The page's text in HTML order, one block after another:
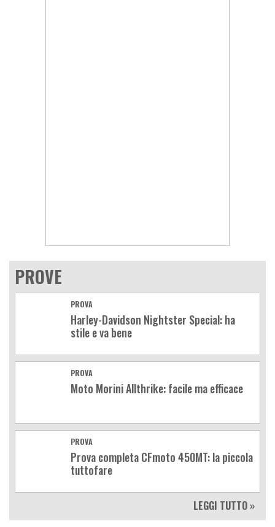
PROVE
PROVA
Harley-Davidson Nightster Special: ha
stile e va bene
PROVA
Moto Morini Allthrike: facile ma efficace
PROVA
Prova completa CFmoto 450MT: la piccola
tuttofare
LEGGI TUTTO »